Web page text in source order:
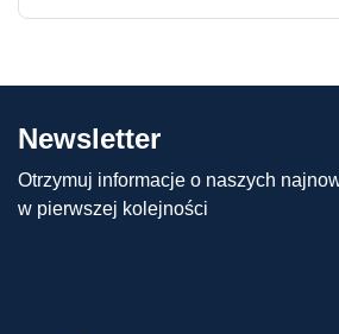
medalami polega na tym, że
ściśle określonego nakładu, a
Newsletter
Otrzymuj informacje o naszych
w pierwszej kolejności